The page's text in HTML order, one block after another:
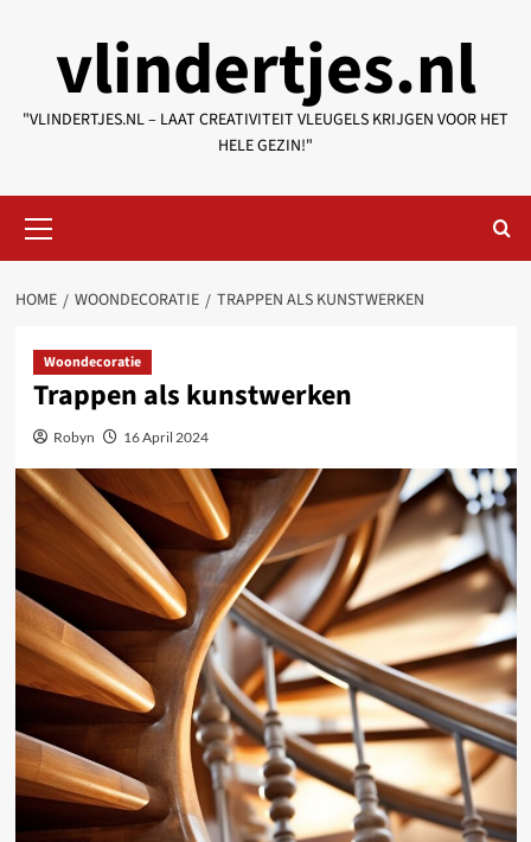
contentvlindertjes.nl
"VLINDERTJES.NL – LAAT CREATIVITEIT VLEUGELS KRIJGEN VOOR HET
HELE GEZIN!"
Menu
HOME WOONDECORATIE TRAPPEN ALS KUNSTWERKEN
Woondecoratie
Trappen als kunstwerken
Robyn 16 April 2024